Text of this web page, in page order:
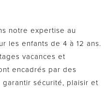
notre expertise au
les enfants de 4 à 12 ans.
vacances et
encadrés par des
sécurité, plaisir et